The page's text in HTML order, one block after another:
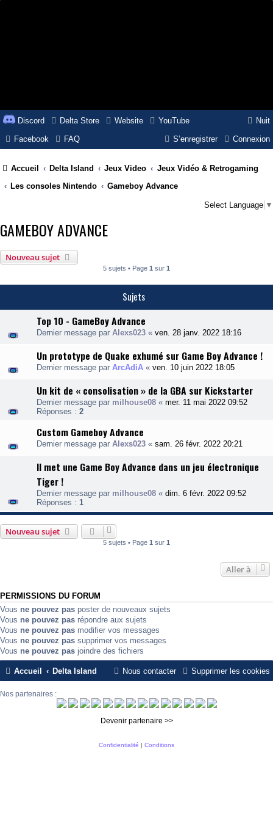
Nuit
Discord Delta Store Website
YouTube
Facebook
FAQ Connexion
S’enregistrer
Accueil Delta Island Jeux Video
Jeux Vidéo & Retrogaming
Les consoles Nintendo
Gameboy Advance
Select Language ▼
GAMEBOY ADVANCE
Nouveau sujet
5 sujets • Page 1 sur 1
Sujets
Top 10 - GameBoy Advance
Dernier message par Alexs023 « ven. 28 janv. 2022 18:16
Un prototype de Quake exhumé sur Game Boy Advance !
Dernier message par ArcAdiA « ven. 10 juin 2022 18:05
Un kit de « consolisation » de la GBA sur Kickstarter
Dernier message par milhouse08 « mer. 11 mai 2022 09:52
Réponses : 2
Custom Gameboy Advance
Dernier message par Alexs023 « sam. 26 févr. 2022 20:21
Il met une Game Boy Advance dans un jeu électronique
Tiger !
Dernier message par milhouse08 « dim. 6 févr. 2022 09:52
Réponses : 1
Nouveau sujet
5 sujets • Page 1 sur 1
Aller à
PERMISSIONS DU FORUM
Vous ne pouvez pas poster de nouveaux sujets
Vous ne pouvez pas répondre aux sujets
Vous ne pouvez pas modifier vos messages
Vous ne pouvez pas supprimer vos messages
Vous ne pouvez pas joindre des fichiers
Accueil Delta Island Supprimer les cookies
Nous contacter
Nos partenaires :
Devenir partenaire >>
Confidentialité | Conditions